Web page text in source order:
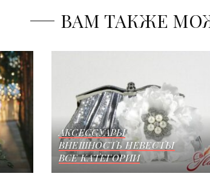
ВАМ ТАКЖЕ
АКСЕССУАРЫ
ВНЕШНОСТЬ НЕВЕСТЫ
ВСЕ КАТЕГОРИИ